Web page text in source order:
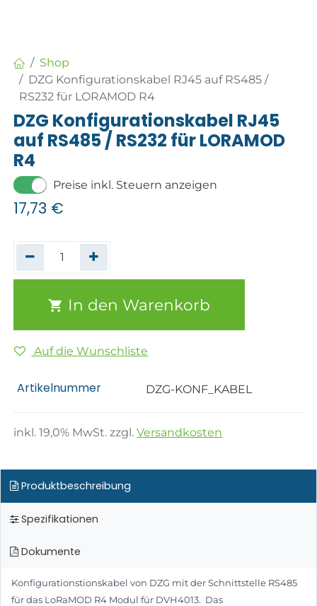
Shop
DZG Konfigurationskabel RJ45 auf RS485 /
RS232 für LORAMOD R4
DZG Konfigurationskabel RJ45
auf RS485 / RS232 für LORAMOD
R4
Preise inkl. Steuern anzeigen
17,73 €
In den Warenkorb
Auf die Wunschliste
Artikelnummer DZG-KONF_KABEL
inkl.19,0% MwSt. zzgl.Versandkosten
Produktbeschreibung
Spezifikationen
Dokumente
Konfigurationstionskabel von DZG mit der Schnittstelle RS485
für das LoRaMOD R4 Modul für DVH4013. Das